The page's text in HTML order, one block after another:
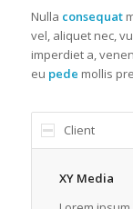
Nulla consequat
vel, aliquet nec,
imperdiet a,
eu pede mollis
Client
XY Media